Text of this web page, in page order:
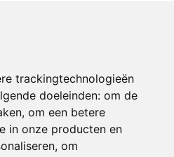
trackingtechnologieën
doeleinden: om de
, om een betere
in onze producten en
, om